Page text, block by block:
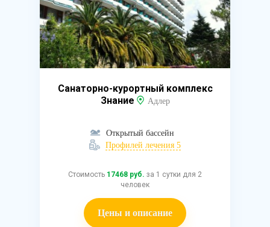
Санаторно-курортный комплекс
Знание
Адлер
Открытый бассейн
Профилей лечения 5
Стоимость 17468 руб. за 1 сутки для 2
человек
Цены и описание